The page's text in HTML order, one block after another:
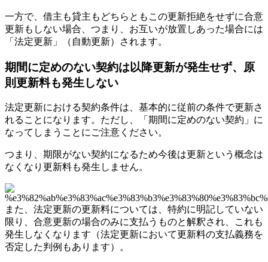
一方で、借主も貸主もどちらともこの更新拒絶をせずに合意
更新もしない場合、つまり、お互いが放置しあった場合には
「法定更新」（自動更新）されます。
期間に定めのない契約は以降更新が発生せず、原
則更新料も発生しない
法定更新における契約条件は、基本的に従前の条件で更新さ
れることになります。ただし、「期間に定めのない契約」に
なってしまうことにご注意ください。
つまり、期限がない契約になるため今後は更新という概念は
なくなり更新料も発生しません。
また、法定更新の更新料については、特約に明記していない
限り、合意更新の場合のみに支払うものと解釈され、これも
発生しなくなります（法定更新において更新料の支払義務を
否定した判例もあります）。